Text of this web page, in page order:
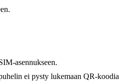
asennukseen.
ei pysty lukemaan QR-